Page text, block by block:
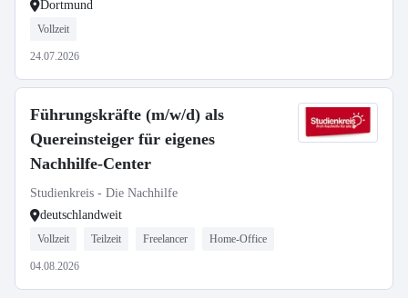
Dortmund
Vollzeit
24.07.2026
Führungskräfte (m/w/d) als
Quereinsteiger für eigenes
Nachhilfe-Center
Studienkreis - Die Nachhilfe
deutschlandweit
Vollzeit Teilzeit Freelancer Home-Office
04.08.2026